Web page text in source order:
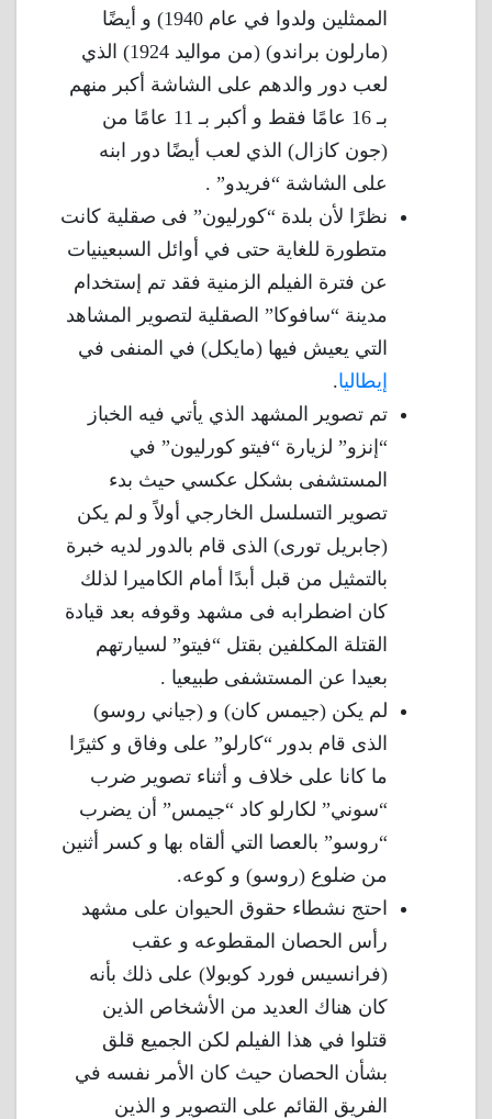
الممثلين ولدوا في عام 1940) و أيضًا
(مارلون براندو) (من مواليد 1924) الذي
لعب دور والدهم على الشاشة أكبر منهم
بـ 16 عامًا فقط و أكبر بـ 11 عامًا من
(جون كازال) الذي لعب أيضًا دور ابنه
على الشاشة “فريدو” .
نظرًا لأن بلدة “كورليون” فى صقلية كانت
متطورة للغاية حتى في أوائل السبعينيات
عن فترة الفيلم الزمنية فقد تم إستخدام
مدينة “سافوكا” الصقلية لتصوير المشاهد
التي يعيش فيها (مايكل) في المنفى في
إيطاليا.
تم تصوير المشهد الذي يأتي فيه الخباز
“إنزو” لزيارة “فيتو كورليون” في
المستشفى بشكل عكسي حيث بدء
تصوير التسلسل الخارجي أولاً و لم يكن
(جابريل تورى) الذى قام بالدور لديه خبرة
بالتمثيل من قبل أبدًا أمام الكاميرا لذلك
كان اضطرابه فى مشهد وقوفه بعد قيادة
القتلة المكلفين بقتل “فيتو” لسيارتهم
بعيدا عن المستشفى طبيعيا .
لم يكن (جيمس كان) و (جياني روسو)
الذى قام بدور “كارلو” على وفاق و كثيرًا
ما كانا على خلاف و أثناء تصوير ضرب
“سوني” لكارلو كاد “جيمس” أن يضرب
“روسو” بالعصا التي ألقاه بها و كسر أثنين
من ضلوع (روسو) و كوعه.
احتج نشطاء حقوق الحيوان على مشهد
رأس الحصان المقطوعه و عقب
(فرانسيس فورد كوبولا) على ذلك بأنه
كان هناك العديد من الأشخاص الذين
قتلوا في هذا الفيلم لكن الجميع قلق
بشأن الحصان حيث كان الأمر نفسه في
الفريق القائم على التصوير و الذين